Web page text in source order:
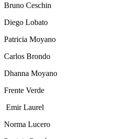
Bruno Ceschin
Diego Lobato
Patricia Moyano
Carlos Brondo
Dhanna Moyano
Frente Verde
Emir Laurel
Norma Lucero